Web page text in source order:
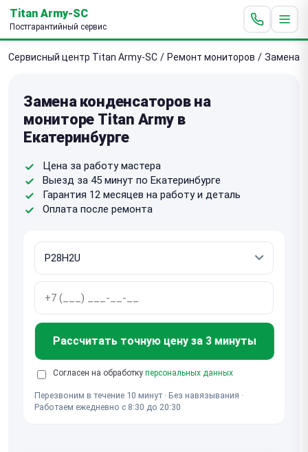
Titan Army-SC
Постгарантийный сервис
Сервисный центр Titan Army-SC / Ремонт мониторов / Замена
Замена конденсаторов на
мониторе Titan Army в
Екатеринбурге
Цена за работу мастера
Выезд за 45 минут по Екатеринбурге
Гарантия 12 месяцев на работу и деталь
Оплата после ремонта
Рассчитать точную цену за 3 минуты
Согласен на обработку персональных данных
Перезвоним в течение 10 минут · Без навязывания ·
Работаем ежедневно с 8:30 до 20:30